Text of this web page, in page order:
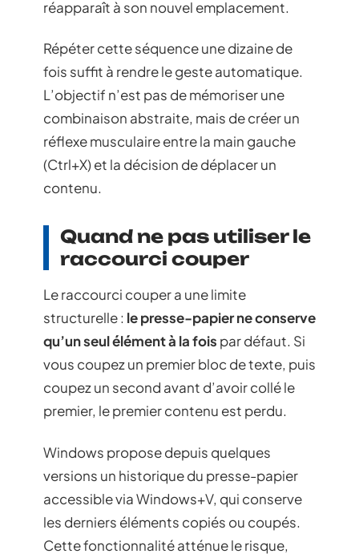
réapparaît à son nouvel emplacement.
Répéter cette séquence une dizaine de
fois suffit à rendre le geste automatique.
L’objectif n’est pas de mémoriser une
combinaison abstraite, mais de créer un
réflexe musculaire entre la main gauche
(Ctrl+X) et la décision de déplacer un
contenu.
Quand ne pas utiliser le
raccourci couper
Le raccourci couper a une limite
structurelle : le presse-papier ne conserve
qu’un seul élément à la fois par défaut. Si
vous coupez un premier bloc de texte, puis
coupez un second avant d’avoir collé le
premier, le premier contenu est perdu.
Windows propose depuis quelques
versions un historique du presse-papier
accessible via Windows+V, qui conserve
les derniers éléments copiés ou coupés.
Cette fonctionnalité atténue le risque,